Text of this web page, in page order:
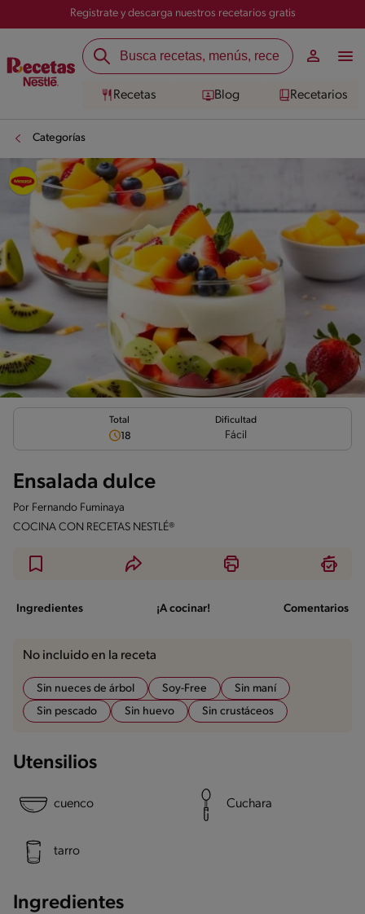
Registrate y descarga nuestros recetarios gratis
Recetas Blog Recetarios
Categorías
Total
18
Dificultad
Fácil
Ensalada dulce
Por Fernando Fuminaya
COCINA CON RECETAS NESTLÉ®
Ingredientes ¡A cocinar! Comentarios
No incluido en la receta
Sin nueces de árbol Soy-Free
Sin maní
Sin pescado
Sin huevo Sin crustáceos
Utensilios
cuenco Cuchara
tarro
Ingredientes